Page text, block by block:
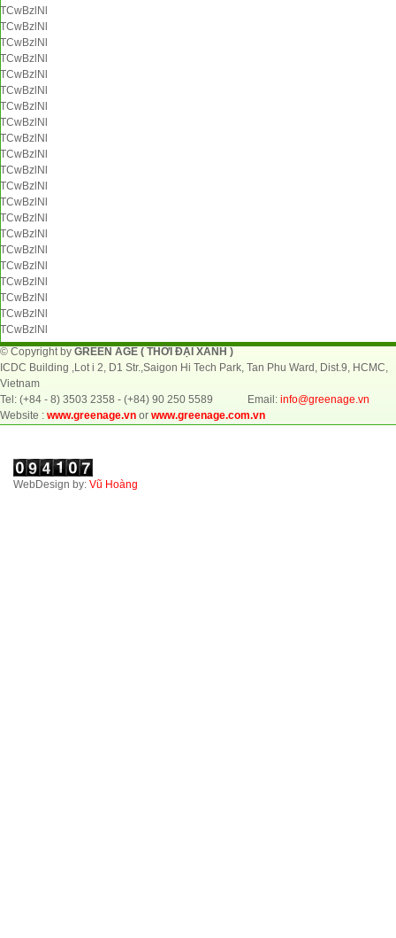
TCwBzlNl
TCwBzlNl
TCwBzlNl
TCwBzlNl
TCwBzlNl
TCwBzlNl
TCwBzlNl
TCwBzlNl
TCwBzlNl
TCwBzlNl
TCwBzlNl
TCwBzlNl
TCwBzlNl
TCwBzlNl
TCwBzlNl
TCwBzlNl
TCwBzlNl
TCwBzlNl
TCwBzlNl
TCwBzlNl
TCwBzlNl
© Copyright by GREEN AGE ( THỜI ĐẠI XANH )
ICDC Building ,Lot i 2, D1 Str.,Saigon Hi Tech Park, Tan Phu Ward, Dist.9, HCMC,
Vietnam
Tel: (+84 - 8) 3503 2358 - (+84) 90 250 5589 Email: info@greenage.vn
Website : www.greenage.vn or www.greenage.com.vn
WebDesign by: Vũ Hoàng